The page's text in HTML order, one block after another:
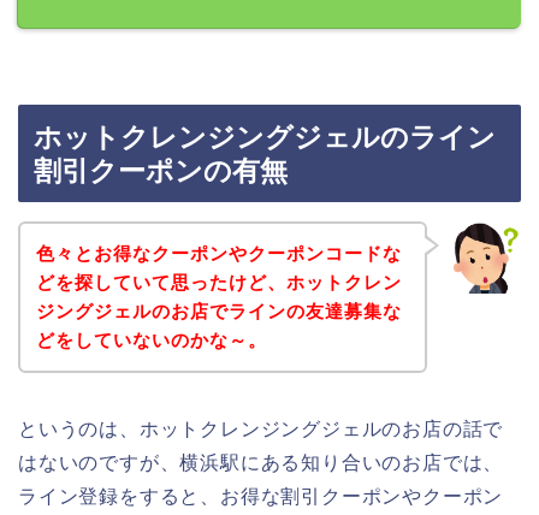
ホットクレンジングジェルのライン
割引クーポンの有無
色々とお得なクーポンやクーポンコードな
どを探していて思ったけど、ホットクレン
ジングジェルのお店でラインの友達募集な
どをしていないのかな～。
というのは、ホットクレンジングジェルのお店の話で
はないのですが、横浜駅にある知り合いのお店では、
ライン登録をすると、お得な割引クーポンやクーポン